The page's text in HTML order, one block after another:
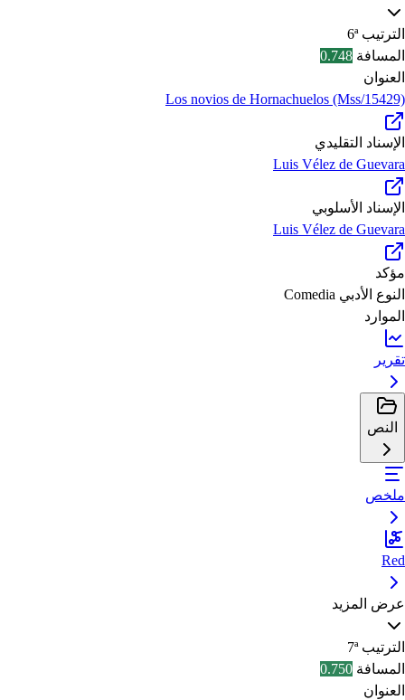
الترتيب 6ª
المسافة 0.748
العنوان
Los novios de Hornachuelos (Mss/15429)
الإسناد التقليدي
Luis Vélez de Guevara
الإسناد الأسلوبي
Luis Vélez de Guevara
مؤكد
النوع الأدبي Comedia
الموارد
تقرير
النص
ملخص
Red
عرض المزيد
الترتيب 7ª
المسافة 0.750
العنوان